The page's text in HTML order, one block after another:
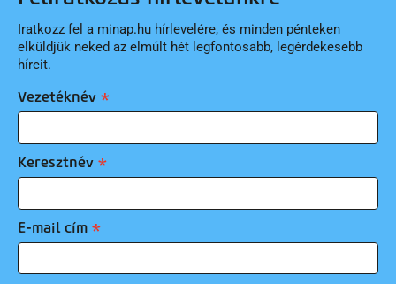
Iratkozz fel a minap.hu hírlevelére, és minden pénteken
elküldjük neked az elmúlt hét legfontosabb, legérdekesebb
híreit.
Vezetéknév
Keresztnév
E-mail cím